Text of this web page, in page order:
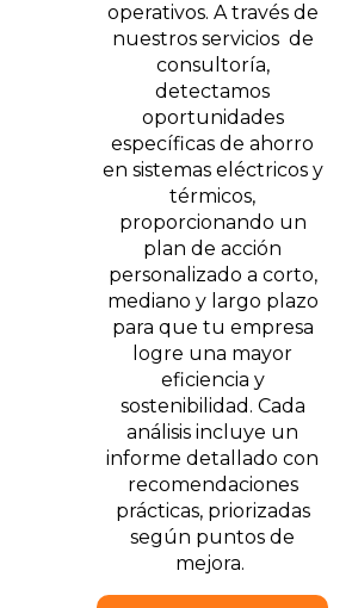
operativos. A través de
nuestros servicios de
consultoría,
detectamos
oportunidades
específicas de ahorro
en sistemas eléctricos y
térmicos,
proporcionando un
plan de acción
personalizado a corto,
mediano y largo plazo
para que tu empresa
logre una mayor
eficiencia y
sostenibilidad. Cada
análisis incluye un
informe detallado con
recomendaciones
prácticas, priorizadas
según puntos de
mejora.